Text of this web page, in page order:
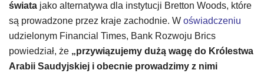
świata jako alternatywa dla instytucji Bretton Woods, które
są prowadzone przez kraje zachodnie. W oświadczeniu
udzielonym Financial Times, Bank Rozwoju Brics
powiedział, że „przywiązujemy dużą wagę do Królestwa
Arabii Saudyjskiej i obecnie prowadzimy z nimi